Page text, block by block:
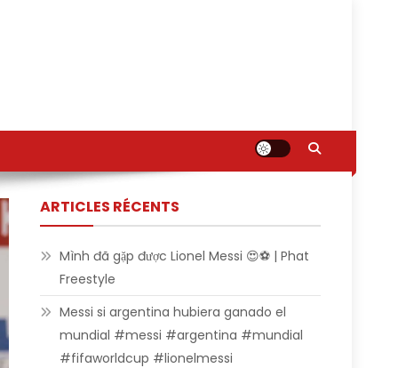
ARTICLES RÉCENTS
Mình đã gặp được Lionel Messi 😍⚽ | Phat
Freestyle
Messi si argentina hubiera ganado el
mundial #messi #argentina #mundial
#fifaworldcup #lionelmessi